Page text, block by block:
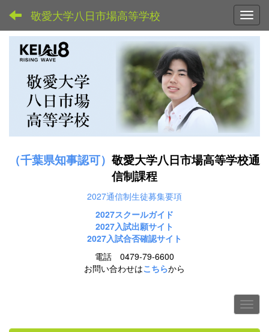
敬愛大学八日市場高等学校
（千葉県知事認可） 敬愛大学八日市場高等学校通
信制課程
2027通信制生徒募集要項
2027スクールガイド
2027入試出願サイト
2027入試合否確認サイト
電話 0479-79-6600
お問い合わせはこちらから